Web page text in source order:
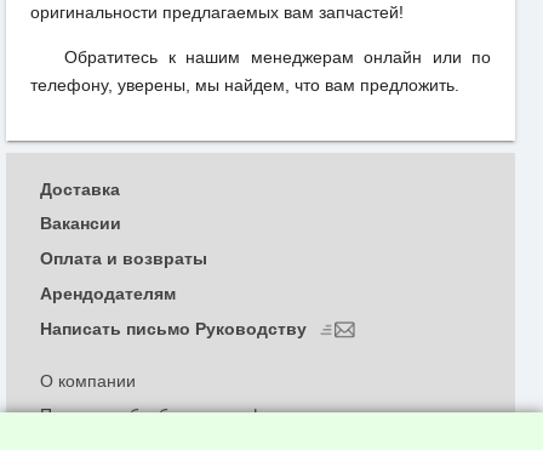
оригинальности предлагаемых вам запчастей!
Обратитесь к нашим менеджерам онлайн или по
телефону, уверены, мы найдем, что вам предложить.
О компании
Политика обработки и конфиденциальности
Доставка
Вакансии
Оплата и возвраты
Арендодателям
Написать письмо Руководству